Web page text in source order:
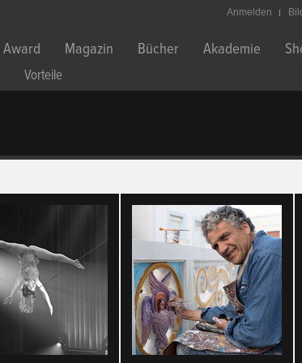
Anmelden
Award Magazin Bücher Akademie
Vorteile